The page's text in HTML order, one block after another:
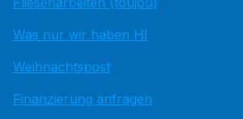
Was nur wir haben HI
Weihnachtspost
Finanzierung anfragen